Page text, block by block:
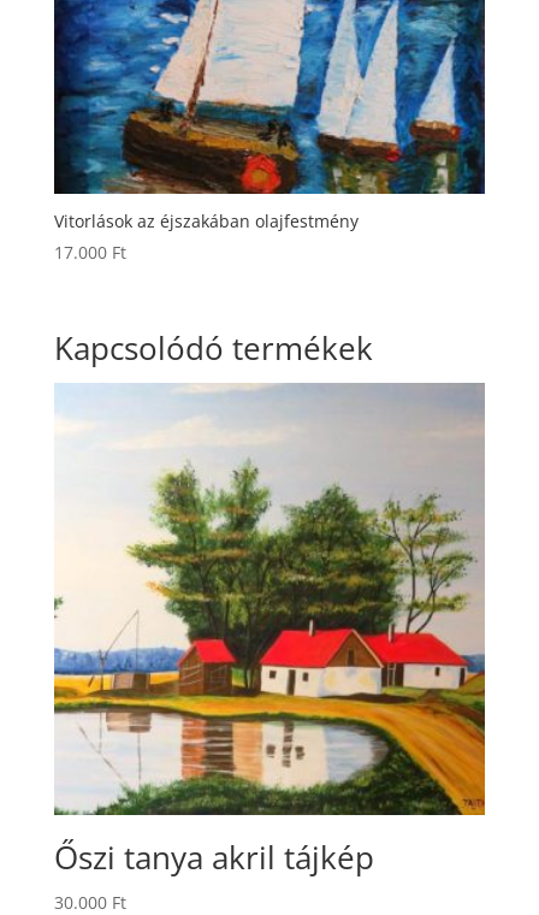
Vitorlások az éjszakában olajfestmény
17.000 Ft
Kapcsolódó termékek
Őszi tanya akril tájkép
30.000 Ft